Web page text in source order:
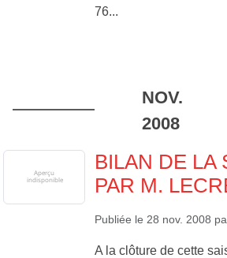
76...
NOV.
2008
BILAN DE LA
PAR M.
Publiée le 28 nov. 2008
A la clôture de cette